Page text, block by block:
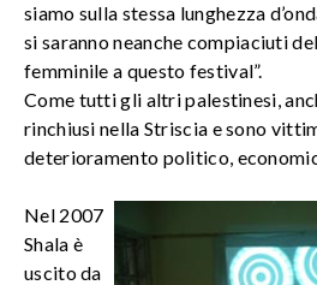
siamo sulla stessa lunghezza
si saranno neanche compiaciuti
femminile a questo festival”.
Come tutti gli altri palestinesi,
rinchiusi nella Striscia e sono
deterioramento politico,
Nel 2007
Shala è
uscito da